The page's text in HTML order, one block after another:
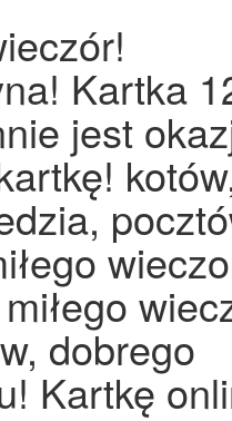
Kartka
jest
dobrego
Kartkę